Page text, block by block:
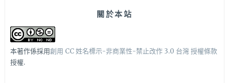
關於本站
本著作係採用創用 CC 姓名標示-非商業性-禁止改作 3.0 台灣 授權條款
授權.